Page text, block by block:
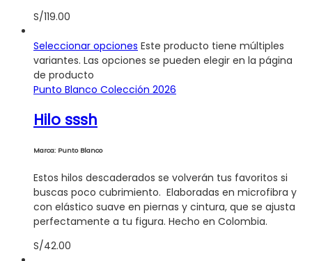
S/119.00
Seleccionar opciones Este producto tiene múltiples
variantes. Las opciones se pueden elegir en la página
de producto
Punto Blanco Colección 2026
Hilo sssh
Marca: Punto Blanco
Estos hilos descaderados se volverán tus favoritos si
buscas poco cubrimiento. Elaboradas en microfibra y
con elástico suave en piernas y cintura, que se ajusta
perfectamente a tu figura. Hecho en Colombia.
S/42.00